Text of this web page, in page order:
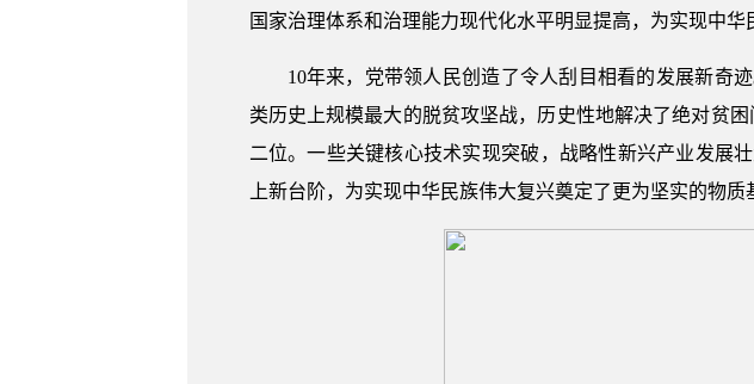
国家治理体系和治理能力现代化水平明显提高，为实现中华
10年来，党带领人民创造了令人刮目相看的发展新奇
类历史上规模最大的脱贫攻坚战，历史性地解决了绝对贫
二位。一些关键核心技术实现突破，战略性新兴产业发展
上新台阶，为实现中华民族伟大复兴奠定了更为坚实的物质